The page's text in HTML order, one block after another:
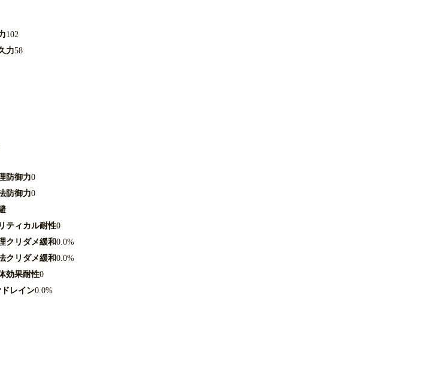
102
力58
防御力0
防御力0
ティカル耐性0
クリダメ緩和0.0%
クリダメ緩和0.0%
効果耐性0
レイン0.0%